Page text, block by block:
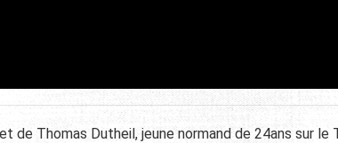
de Thomas Dutheil, jeune normand de 24ans sur le